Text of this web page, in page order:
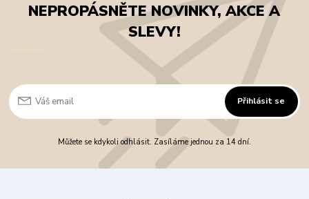
NEPROPÁSNĚTE NOVINKY, AKCE A
SLEVY!
Přihlásit se
Můžete se kdykoli odhlásit. Zasíláme jednou za 14 dní.